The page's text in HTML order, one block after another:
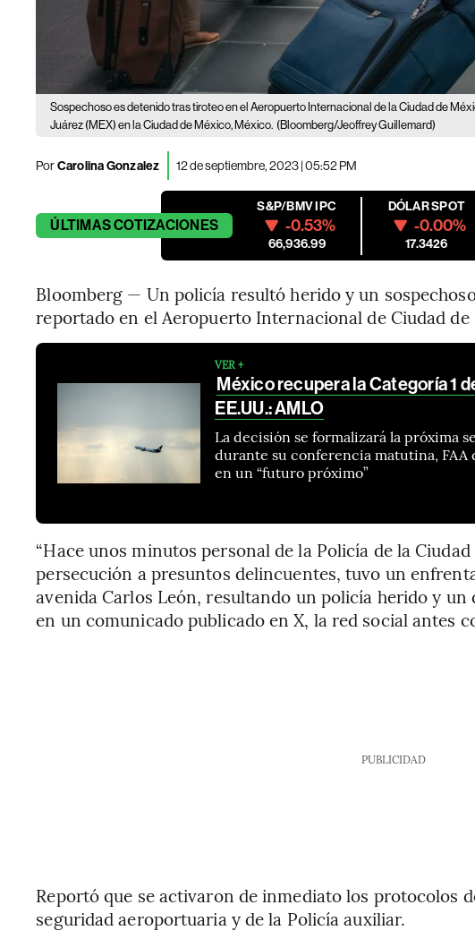
Sospechoso es detenido tras tiroteo en el Aeropuerto Internacional de la Ciudad de
Juárez (MEX) en la Ciudad de México, México. (Bloomberg/Jeoffrey Guillemard)
PorCarolina Gonzalez 12 de septiembre, 2023 | 05:52 PM
ÚLTIMASCOTIZACIONES
S&P/BMV IPC
-0.53%
66,936.99
DÓLAR SPOT
-0.00%
17.3426
Bloomberg — Un policía resultó herido y un
reportado en el Aeropuerto Internacional de Ciudad de
VER +
México recupera la Categoría 1
EE.UU.: AMLO
La decisión se formalizará la próxima
durante su conferencia matutina,
en un “futuro próximo”
“Hace unos minutos personal de la Policía de la
persecución a presuntos delincuentes, tuvo un
avenida Carlos León, resultando un policía herido y
en un comunicado publicado en X, la red social antes
PUBLICIDAD
Reportó que se activaron de inmediato los protocolos
seguridad aeroportuaria y de la Policía auxiliar.